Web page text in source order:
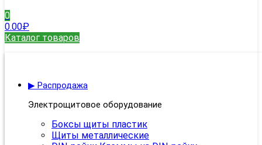
0
0.00₽
Каталог товаров
▶ Распродажа
Электрощитовое оборудование
Боксы щиты пластик
Щиты металлические